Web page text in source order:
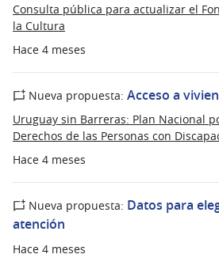
Hace 4 meses
Consulta pública para actualizar el
la Cultura
Hace 4 meses
Nueva propuesta: Acceso a
Uruguay sin Barreras: Plan Nacional
Derechos de las Personas con
Hace 4 meses
Nueva propuesta: Datos para
atención